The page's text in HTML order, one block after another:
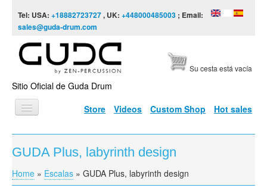
Tel: USA: +18882723727, UK: +448000485003 ; Email:
sales@guda-drum.com
Sitio Oficial de Guda Drum
Su cesta está vacía
Store Videos Custom Shop Hot sales
INICIO
TIPOS DE GUDA
DISEÑOS
GUDA Plus, labyrinth design
You are here
Home » Escalas » GUDA Plus, labyrinth design